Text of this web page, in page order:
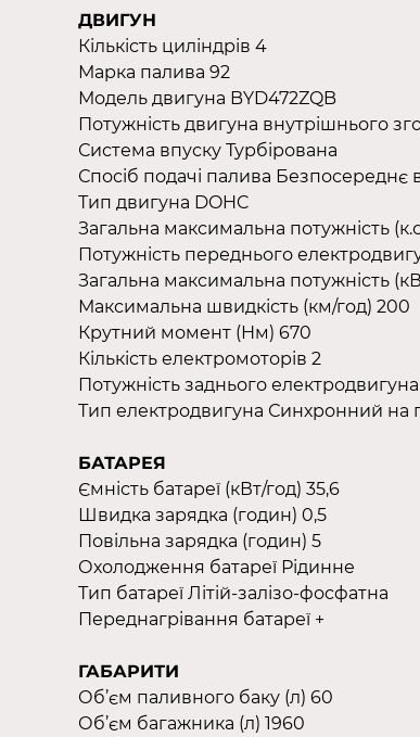
ДВИГУН
Кількість циліндрів 4
Марка палива 92
Модель двигуна BYD472ZQB
Потужність двигуна внутрішнього
Система впуску Турбірована
Спосіб подачі палива Безпосереднє
Тип двигуна DOHC
Загальна максимальна потужність
Потужність переднього
Загальна максимальна потужність
Максимальна швидкість (км/год) 200
Крутний момент (Нм) 670
Кількість електромоторів 2
Потужність заднього
Тип електродвигуна Синхронний на
БАТАРЕЯ
Ємність батареї (кВт/год) 35,6
Швидка зарядка (годин) 0,5
Повільна зарядка (годин) 5
Охолодження батареї Рідинне
Тип батареї Літій-залізо-фосфатна
Переднагрівання батареї +
ГАБАРИТИ
Об’єм паливного баку (л) 60
Об’єм багажника (л) 1960